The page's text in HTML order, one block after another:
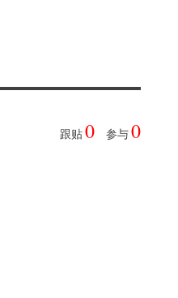
跟贴 0 参与 0